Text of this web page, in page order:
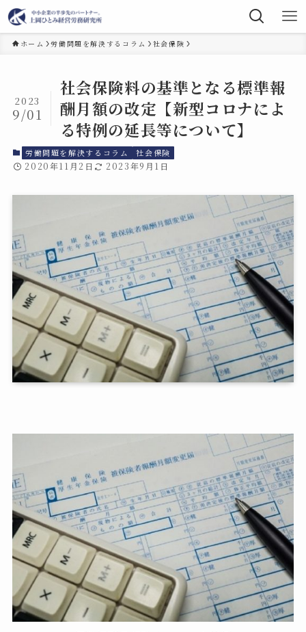
ホーム 労働問題を解決するコラム 社会保険
社会保険料の基準となる標準報
酬月額の改定【新型コロナによ
る特例の延長等について】
2023
9/01
労働問題を解決するコラム 社会保険
2020年11月2日 2023年9月1日